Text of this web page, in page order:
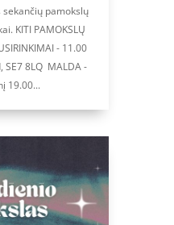
pamokslų
KITI PAMOKSLŲ
- 11.00
SE7 8LQ MALDA -
19.00...